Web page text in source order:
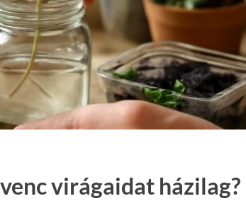
virágaidat házilag?